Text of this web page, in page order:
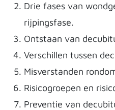
Drie fases van
rijpingsfase.
Ontstaan van
Verschillen tussen
Misverstanden
Risicogroepen en
Preventie van